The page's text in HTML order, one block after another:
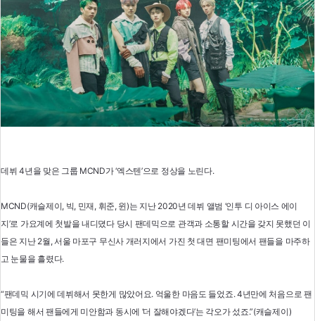
데뷔 4년을 맞은 그룹 MCND가 ‘엑스텐’으로 정상을 노린다.
MCND(캐슬제이, 빅, 민재, 휘준, 윈)는 지난 2020년 데뷔 앨범 ‘인투 디 아이스 에이
지’로 가요계에 첫발을 내디뎠다 당시 팬데믹으로 관객과 소통할 시간을 갖지 못했던 이
들은 지난 2월, 서울 마포구 무신사 개러지에서 가진 첫 대면 팬미팅에서 팬들을 마주하
고 눈물을 흘렸다.
“팬데믹 시기에 데뷔해서 못한게 많았어요. 억울한 마음도 들었죠. 4년만에 처음으로 팬
미팅을 해서 팬들에게 미안함과 동시에 ‘더 잘해야겠다’는 각오가 섰죠.”(캐슬제이)